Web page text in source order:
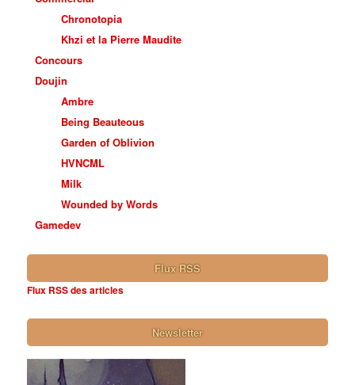
Chronotopia
Khzi et la Pierre Maudite
Concours
Doujin
Ambre
Being Beauteous
Garden of Oblivion
HVNCML
Milk
Wounded by Words
Gamedev
Flux RSS
Flux RSS des articles
Newsletter